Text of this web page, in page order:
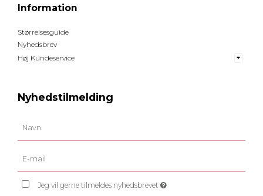
Information
Størrelsesguide
Nyhedsbrev
Høj Kundeservice
Nyhedstilmelding
Jeg vil gerne tilmeldes nyhedsbrevet